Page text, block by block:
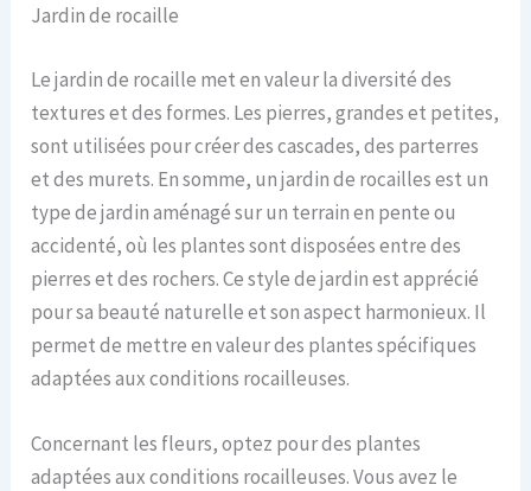
Jardin de rocaille
Le jardin de rocaille met en valeur la diversité des
textures et des formes. Les pierres, grandes et petites,
sont utilisées pour créer des cascades, des parterres
et des murets. En somme, un jardin de rocailles est un
type de jardin aménagé sur un terrain en pente ou
accidenté, où les plantes sont disposées entre des
pierres et des rochers. Ce style de jardin est apprécié
pour sa beauté naturelle et son aspect harmonieux. Il
permet de mettre en valeur des plantes spécifiques
adaptées aux conditions rocailleuses.
Concernant les fleurs, optez pour des plantes
adaptées aux conditions rocailleuses. Vous avez le